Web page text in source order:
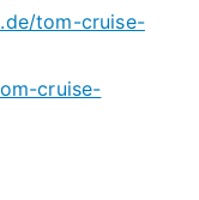
tom-cruise-
cruise-